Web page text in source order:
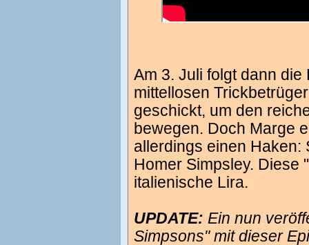
Am 3. Juli folgt dann
mittellosen
geschickt, um den
bewegen. Doch Marge
allerdings einen Haken:
Homer Simpsley. Diese
italienische Lira.
UPDATE: Ein nun
Simpsons" mit dieser